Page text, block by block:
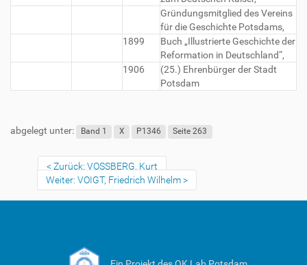
Gründungsmitglied des Vereins
für die Geschichte Potsdams,
1899
Buch „Illustrierte Geschichte der
Reformation in Deutschland“,
1906
(25.) Ehrenbürger der Stadt
Potsdam
abgelegt unter: Band 1 X P1346 Seite 263
Zurück: VOSSBERG, Kurt
Weiter: VOIGT, Friedrich Wilhelm